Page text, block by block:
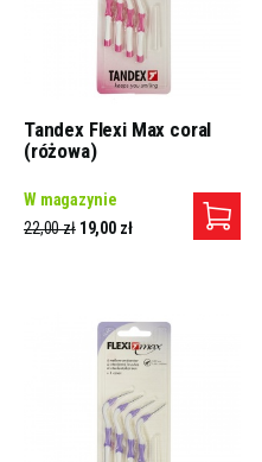
Tandex Flexi Max coral
(różowa)
W magazynie
22,00 zł 19,00 zł